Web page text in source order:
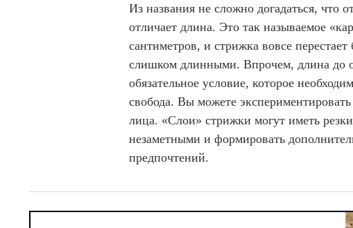
Из названия не сложно догадаться, что
отличает длина. Это так называемое
сантиметров, и стрижка вовсе
слишком длинными. Впрочем, длина до
обязательное условие, которое
свобода. Вы можете
лица. «Слои» стрижки могут иметь
незаметными и формировать
предпочтений.